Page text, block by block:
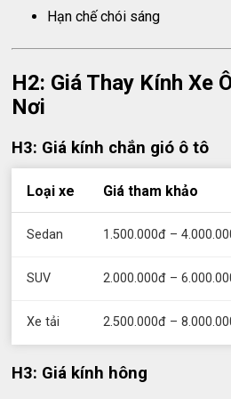
Hạn chế chói sáng
H2: Giá Thay Kính Xe
Nơi
H3: Giá kính chắn gió ô tô
Loại xe Giá tham khảo
Sedan 1.500.000đ –
SUV 2.000.000đ –
Xe tải 2.500.000đ –
H3: Giá kính hông